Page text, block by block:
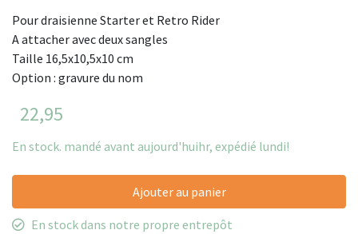
Pour draisienne Starter et Retro Rider
A attacher avec deux sangles
Taille 16,5x10,5x10 cm
Option : gravure du nom
22,95
En stock. mandé avant aujourd'huihr, expédié lundi!
Ajouter au panier
En stock dans notre propre entrepôt